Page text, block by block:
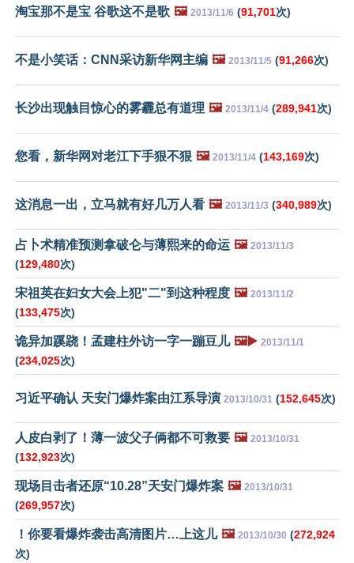
淘宝那不是宝 谷歌这不是歌 🖼️ 2013/11/6 (91,701次)
不是小笑话：CNN采访新华网主编 🖼️ 2013/11/5 (91,266次)
长沙出现触目惊心的雾霾总有道理 🖼️ 2013/11/4 (289,941次)
您看，新华网对老江下手狠不狠 🖼️ 2013/11/4 (143,169次)
这消息一出，立马就有好几万人看 🖼️ 2013/11/3 (340,989次)
占卜术精准预测拿破仑与薄熙来的命运 🖼️ 2013/11/3
(129,480次)
宋祖英在妇女大会上犯"二"到这种程度 🖼️ 2013/11/2
(133,475次)
诡异加蹊跷！孟建柱外访一字一蹦豆儿 🖼️▶️ 2013/11/1
(234,025次)
习近平确认 天安门爆炸案由江系导演 2013/10/31 (152,645次)
人皮白剥了！薄一波父子俩都不可救要 🖼️ 2013/10/31
(132,923次)
现场目击者还原“10.28”天安门爆炸案 🖼️ 2013/10/31
(269,957次)
！你要看爆炸袭击高清图片…上这儿 🖼️ 2013/10/30 (272,924
次)